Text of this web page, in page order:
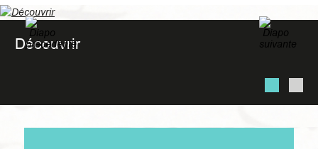
Découvrir
Pour en savoir plus